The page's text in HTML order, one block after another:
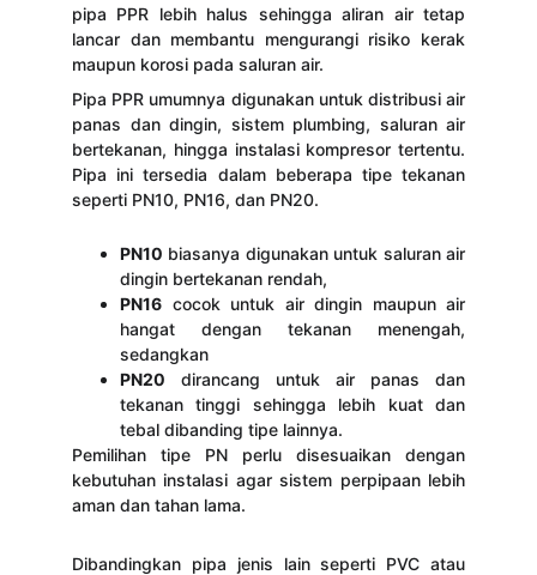
pipa PPR lebih halus sehingga aliran air tetap
lancar dan membantu mengurangi risiko kerak
maupun korosi pada saluran air.
Pipa PPR umumnya digunakan untuk distribusi air
panas dan dingin, sistem plumbing, saluran air
bertekanan, hingga instalasi kompresor tertentu.
Pipa ini tersedia dalam beberapa tipe tekanan
seperti PN10, PN16, dan PN20.
PN10 biasanya digunakan untuk saluran air
dingin bertekanan rendah,
PN16 cocok untuk air dingin maupun air
hangat dengan tekanan menengah,
sedangkan
PN20 dirancang untuk air panas dan
tekanan tinggi sehingga lebih kuat dan
tebal dibanding tipe lainnya.
Pemilihan tipe PN perlu disesuaikan dengan
kebutuhan instalasi agar sistem perpipaan lebih
aman dan tahan lama.
Dibandingkan pipa jenis lain seperti PVC atau